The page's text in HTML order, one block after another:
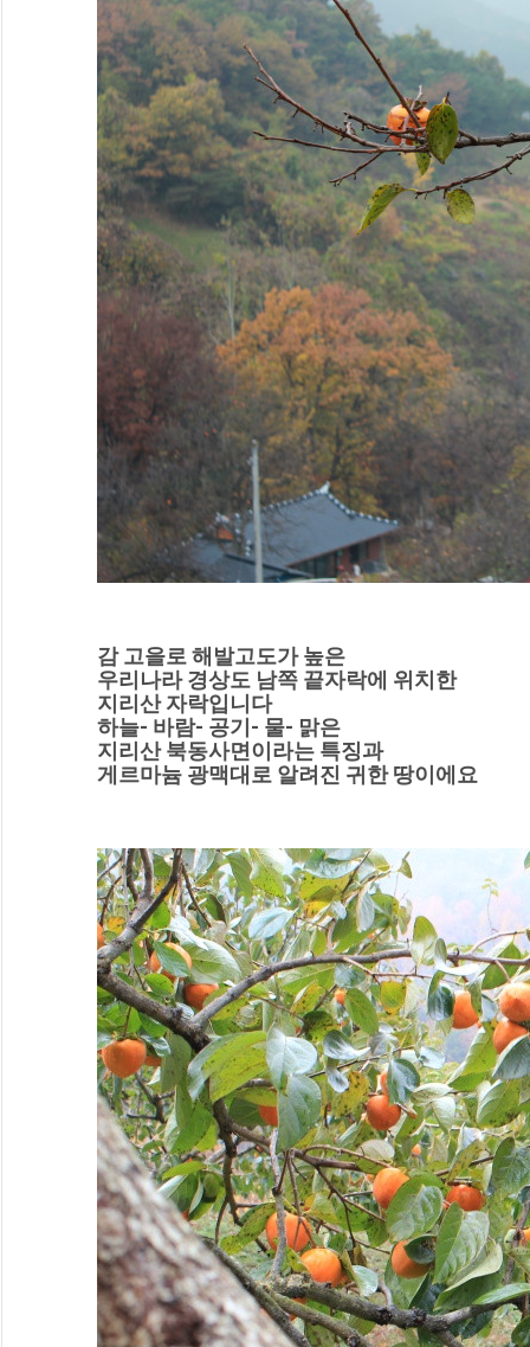
감 고을로 해발고도가 높은
우리나라 경상도 남쪽 끝자락에 위치한
지리산 자락입니다
하늘- 바람- 공기- 물- 맑은
지리산 북동사면이라는 특징과
게르마늄 광맥대로 알려진 귀한 땅이에요